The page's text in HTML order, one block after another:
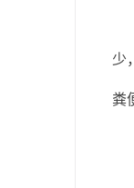
少
粪